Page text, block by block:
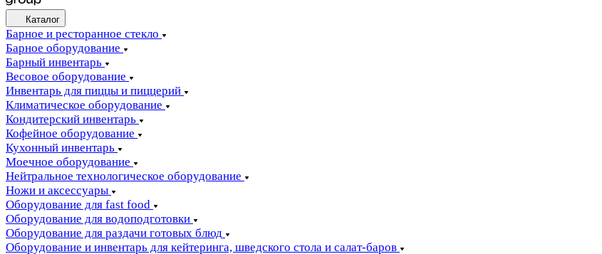
Каталог
Барное и ресторанное стекло
Барное оборудование
Барный инвентарь
Весовое оборудование
Инвентарь для пиццы и пиццерий
Климатическое оборудование
Кондитерский инвентарь
Кофейное оборудование
Кухонный инвентарь
Моечное оборудование
Нейтральное технологическое оборудование
Ножи и аксессуары
Оборудование для fast food
Оборудование для водоподготовки
Оборудование для раздачи готовых блюд
Оборудование и инвентарь для кейтеринга, шведского стола и салат-баров